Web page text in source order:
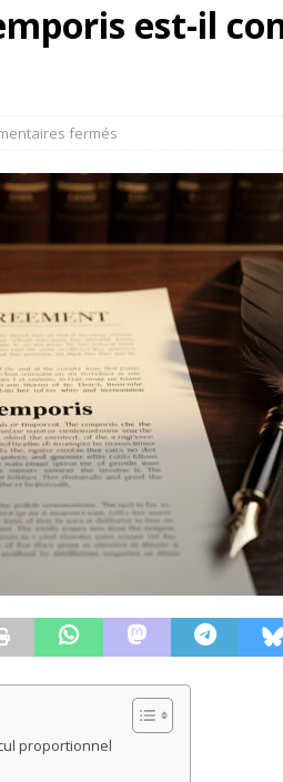
est-il
fermés
proportionnel